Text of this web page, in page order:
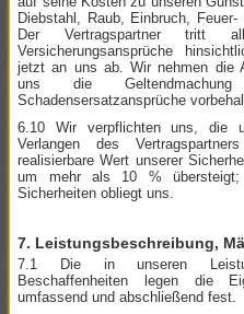
Diebstahl, Raub, Einbruch,
Der Vertragspartner tritt
Versicherungsansprüche
jetzt an uns ab. Wir nehmen die
uns die
Schadensersatzansprüche
6.10 Wir verpflichten uns, die
Verlangen des
realisierbare Wert unserer
um mehr als 10 % übersteigt;
Sicherheiten obliegt uns.
7. Leistungsbeschreibung,
7.1 Die in unseren
Beschaffenheiten legen die
umfassend und abschließend fest.